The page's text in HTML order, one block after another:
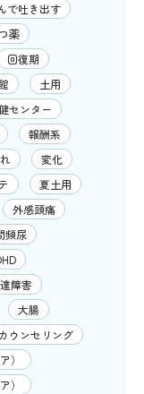
で吐き出す
薬
回復期
土用
センター
報酬系
変化
夏土用
外感頭痛
頻尿
障害
大腸
ウンセリング
）
）